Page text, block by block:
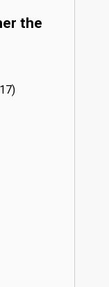
the
17)